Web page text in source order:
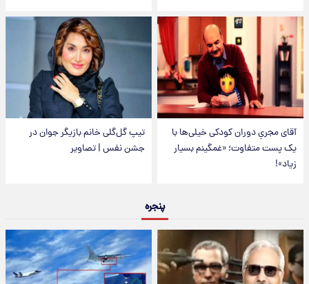
آقای مجریِ دوران کودکی خیلی‌ها با
یک پست متفاوت؛ «غمگینم بسیار
زیاد»!
تیپ گل‌گلی خانم بازیگر جوان در
جشن نفس | تصاویر
پنجره